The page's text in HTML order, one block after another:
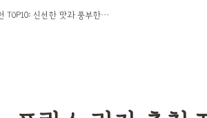
프랑스 과자 추천 TOP10: 신선한 맛과 풍부한 후기로 소문난 제품 소개